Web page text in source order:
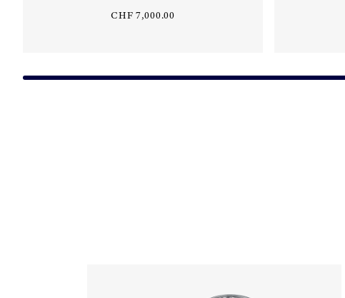
CHF 7,000.00